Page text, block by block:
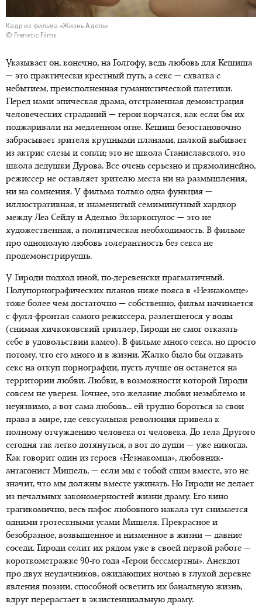
Кадр из фильма «Жизнь Адель»
© Frenetic Films
Указывает он, конечно, на Голгофу, ведь любовь для Кешиша
— это практически крестный путь, а секс — схватка с
небытием, преисполненная гуманистической патетики.
Перед нами эпическая драма, отстраненная демонстрация
человеческих страданий — герои корчатся, как если бы их
поджаривали на медленном огне. Кешиш безостановочно
забрасывает зрителя крупными планами, палкой выбивает
из актрис слезы и сопли; это не школа Станиславского, это
школа дедушки Дурова. Все очень серьезно и прямолинейно,
режиссер не оставляет зрителю места ни на размышления,
ни на сомнения. У фильма только одна функция —
иллюстративная, и знаменитый семиминутный хардкор
между Леа Сейду и Аделью Экзаркопулос — это не
художественная, а политическая необходимость. В фильме
про однополую любовь толерантность без секса не
продемонстрируешь.
У Гироди подход иной, по-деревенски прагматичный.
Полупорнографических планов ниже пояса в «Незнакомце»
тоже более чем достаточно — собственно, фильм начинается
с фулл-фронтал самого режиссера, разлегшегося у воды
(снимая хичкоковский триллер, Гироди не смог отказать
себе в удовольствии камео). В фильме много секса, но просто
потому, что его много и в жизни. Жалко было бы отдавать
секс на откуп порнографии, пусть лучше он останется на
территории любви. Любви, в возможности которой Гироди
совсем не уверен. Точнее, это желание любви незыблемо и
неуязвимо, а вот сама любовь... ей трудно бороться за свои
права в мире, где сексуальная революция привела к
полному отчуждению человека от человека. До тела Другого
сегодня так легко дотянуться, а вот до души — уже никогда.
Как говорит один из героев «Незнакомца», любовник-
антагонист Мишель, — если мы с тобой спим вместе, это не
значит, что мы должны вместе ужинать. Но Гироди не делает
из печальных закономерностей жизни драму. Его кино
трагикомично, весь пафос любовного накала тут снимается
одними гротескными усами Мишеля. Прекрасное и
безобразное, возвышенное и низменное в жизни — давние
соседи. Гироди селит их рядом уже в своей первой работе —
короткометражке 90-го года «Герои бессмертны». Анекдот
про двух неудачников, ожидающих ночью в глухой деревне
явления поэзии, способной осветить их банальную жизнь,
вдруг перерастает в экзистенциальную драму.